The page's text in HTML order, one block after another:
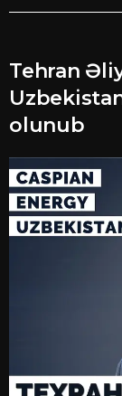
Tehran
olunub